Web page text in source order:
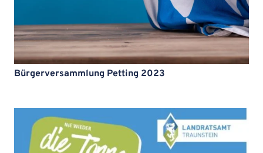
Bürgerversammlung Petting 2023